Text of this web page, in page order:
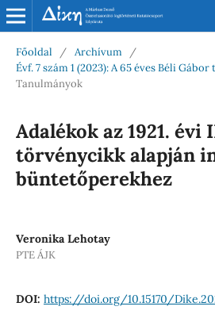
Főoldal / Archívum
/
Évf. 7 szám 1 (2023): A 65 éves Béli
Tanulmányok
Adalékok az 1921. évi
törvénycikk alapján
büntetőperekhez
Veronika Lehotay
PTE ÁJK
DOI: https://doi.org/10.15170/